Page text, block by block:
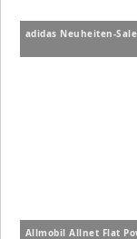
adidas Neuheiten-
Allmobil Allnet Flat